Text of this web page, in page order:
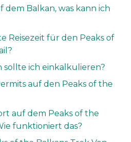
Balkan, was kann ich
Reisezeit für den Peaks of
sollte ich einkalkulieren?
auf den Peaks of the
auf dem Peaks of the
funktioniert das?